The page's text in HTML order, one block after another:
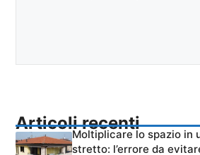
Articoli recenti
Moltiplicare lo spazio in
stretto: l’errore da